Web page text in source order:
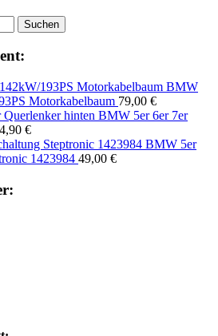
Suchen
BMW
Motorkabelbaum 79,00 €
BMW 5er 6er 7er
€
BMW 5er
1423984 49,00 €